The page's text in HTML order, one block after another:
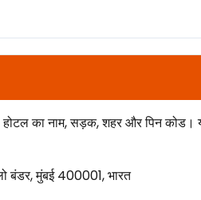
का नाम, सड़क, शहर और पिन कोड।
बंडर, मुंबई 400001, भारत